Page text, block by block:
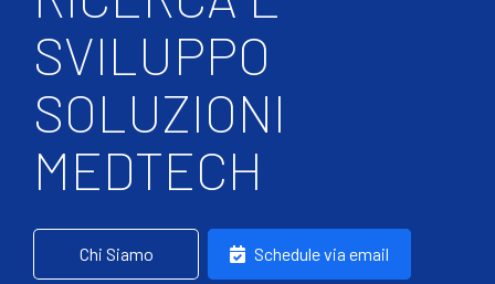
SVILUPPO
SOLUZIONI
MEDTECH
Chi Siamo Schedule via email